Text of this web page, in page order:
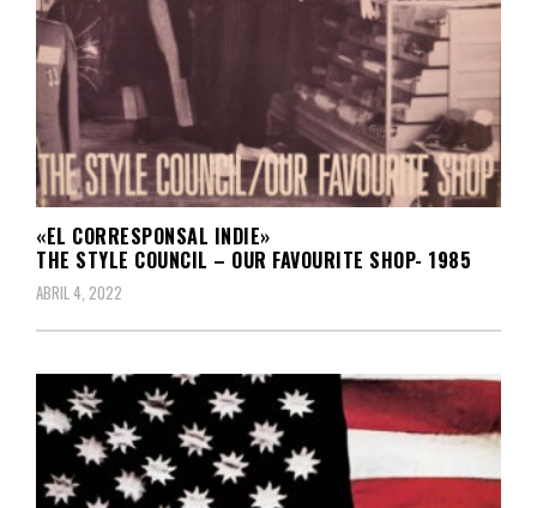
«EL CORRESPONSAL INDIE»
THE STYLE COUNCIL – OUR FAVOURITE SHOP- 1985
ABRIL 4, 2022